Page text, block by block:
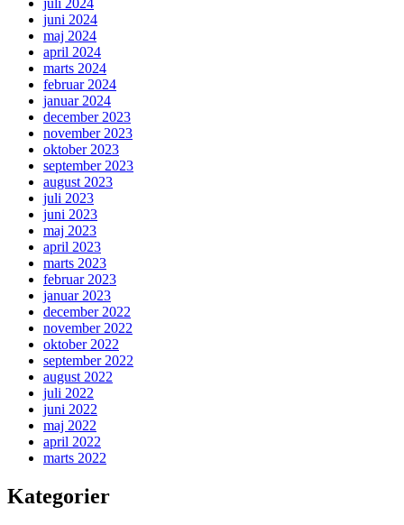
juni 2024
maj 2024
april 2024
marts 2024
februar 2024
januar 2024
december 2023
november 2023
oktober 2023
september 2023
august 2023
juli 2023
juni 2023
maj 2023
april 2023
marts 2023
februar 2023
januar 2023
december 2022
november 2022
oktober 2022
september 2022
august 2022
juli 2022
juni 2022
maj 2022
april 2022
marts 2022
Kategorier